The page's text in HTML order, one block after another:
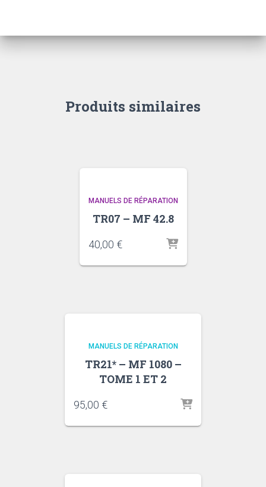
Produits similaires
MANUELS DE RÉPARATION
TR07 – MF 42.8
40,00 €
MANUELS DE RÉPARATION
TR21* – MF 1080 –
TOME 1 ET 2
95,00 €